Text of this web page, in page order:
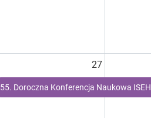
27
55. Doroczna Konferencja Naukowa ISEH